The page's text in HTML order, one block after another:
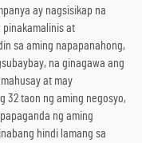
ay nagsisikap na
pinakamalinis at
sa aming napapanahong,
na ginagawa ang
at may
32 taon ng aming negosyo,
ng aming
hindi lamang sa